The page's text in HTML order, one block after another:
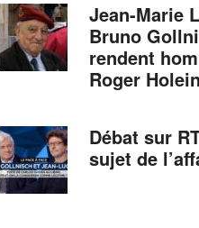
Jean-Marie
Bruno
rendent
Roger
Débat sur
sujet de